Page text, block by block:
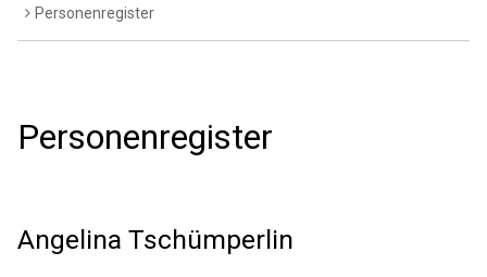
Personenregister
Personenregister
Angelina Tschümperlin